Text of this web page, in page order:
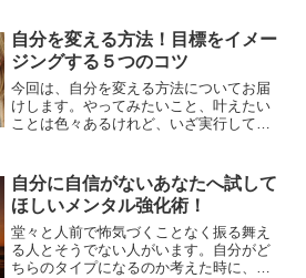
には反復が必要。いつも情熱を忘れずに
過ごすのは難しいものですね。いい時も
あれば悪い時もあるのが当たり前です。
しかし、少し嫌なことがあったから...
自分を変える方法！目標をイメー
ジングする５つのコツ
今回は、自分を変える方法についてお届
けします。やってみたいこと、叶えたい
ことは色々あるけれど、いざ実行してみ
いけばいいのか、わからなくなってしま
い、数ヶ月もすると元の自分に戻ってし
まうこと、よくあるのではないでしょう
か？勉強やダイエット、仕事上での達...
自分に自信がないあなたへ試して
ほしいメンタル強化術！
堂々と人前で怖気づくことなく振る舞え
る人とそうでない人がいます。自分がど
ちらのタイプになるのか考えた時に、自